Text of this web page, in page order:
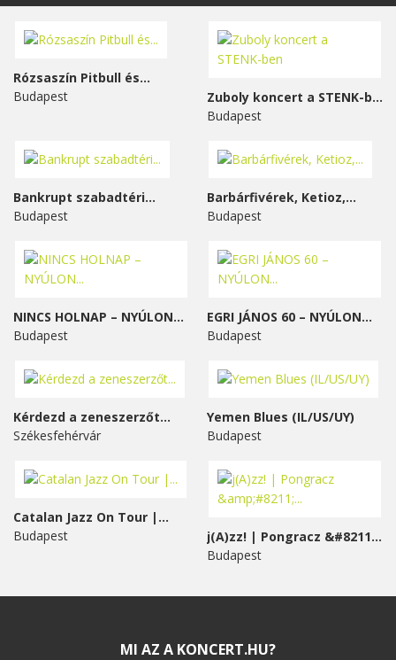
Rózsaszín Pitbull és...
Budapest
Zuboly koncert a STENK-ben
Budapest
Bankrupt szabadtéri...
Budapest
Barbárfivérek, Ketioz,...
Budapest
NINCS HOLNAP – NYÚLON...
Budapest
EGRI JÁNOS 60 – NYÚLON...
Budapest
Kérdezd a zeneszerzőt...
Székesfehérvár
Yemen Blues (IL/US/UY)
Budapest
Catalan Jazz On Tour |...
Budapest
j(A)zz! | Pongracz &#8211;...
Budapest
MI AZ A KONCERT.HU?